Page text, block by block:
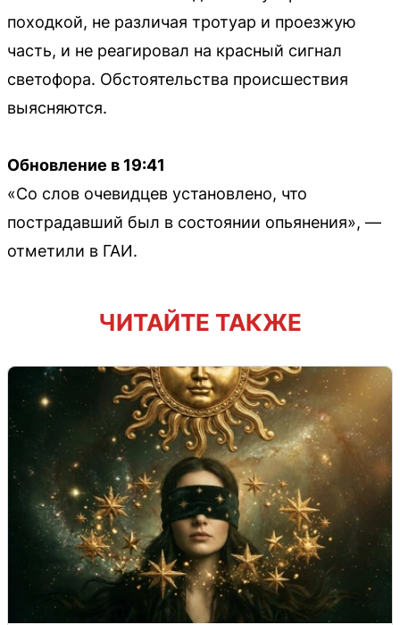
походкой, не различая тротуар и проезжую
часть, и не реагировал на красный сигнал
светофора. Обстоятельства происшествия
выясняются.
Обновление в 19:41
«Со слов очевидцев установлено, что
пострадавший был в состоянии опьянения», —
отметили в ГАИ.
ЧИТАЙТЕ ТАКЖЕ